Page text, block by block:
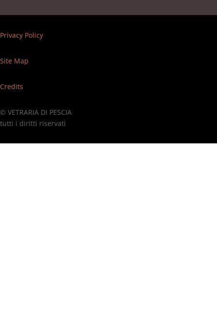
Privacy Policy
Site Map
Credits
© VETRARIA DI PESCIA
tutti i diritti riservati